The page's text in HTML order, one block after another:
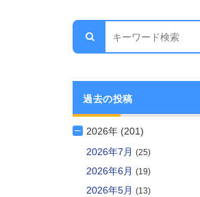
過去の投稿
2026年 (201)
2026年7月 (25)
2026年6月 (19)
2026年5月 (13)